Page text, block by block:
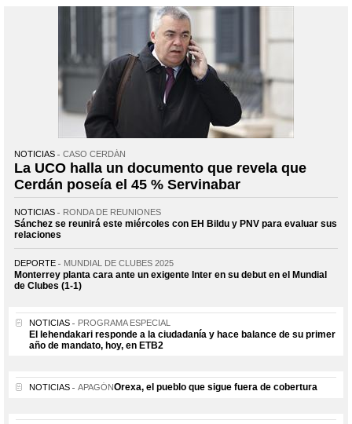
NOTICIAS CASO CERDÁN
La UCO halla un documento que revela que
Cerdán poseía el 45 % Servinabar
NOTICIAS RONDA DE REUNIONES
Sánchez se reunirá este miércoles con EH Bildu y PNV para evaluar sus
relaciones
DEPORTE MUNDIAL DE CLUBES 2025
Monterrey planta cara ante un exigente Inter en su debut en el Mundial
de Clubes (1-1)
NOTICIAS PROGRAMA ESPECIAL
El lehendakari responde a la ciudadanía y hace balance de su primer
año de mandato, hoy, en ETB2
NOTICIAS APAGÓNOrexa, el pueblo que sigue fuera de cobertura